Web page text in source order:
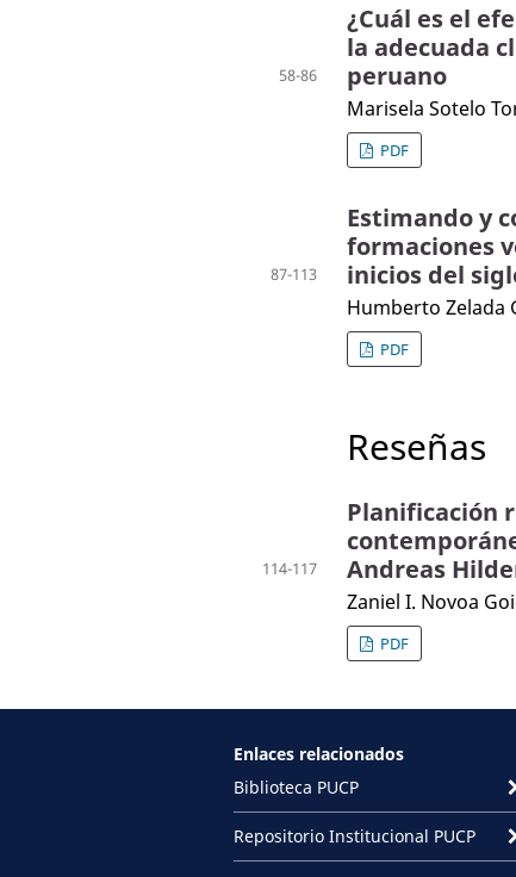
¿Cuál es el
la adecuada
peruano
Marisela Sotelo
58-86
PDF
Estimando y
formaciones
inicios del
Humberto Zelada
87-113
PDF
Reseñas
Planificación
Andreas
Zaniel I. Novoa
114-117
PDF
Enlaces relacionados
Biblioteca PUCP
Repositorio Institucional PUCP